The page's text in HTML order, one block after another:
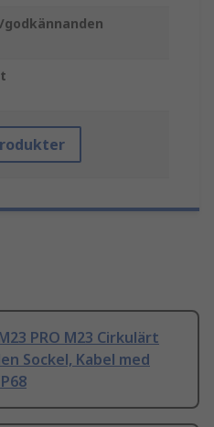
PRO M23 Cirkulärt
Sockel, Kabel med